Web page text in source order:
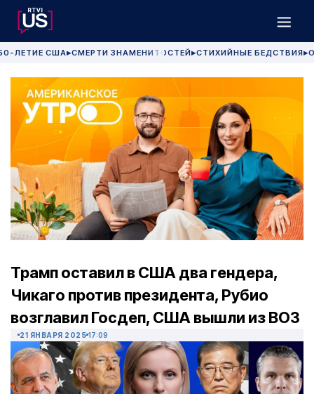
ЛЕТИЕ США▶СМЕРТИ ЗНАМЕНИТОСТЕЙ▶СТИХИЙНЫЕ БЕДСТВИЯ▶
Трамп оставил в США два гендера,
Чикаго против президента, Рубио
возглавил Госдеп, США вышли из ВОЗ
21 ЯНВАРЯ 2025 17:09